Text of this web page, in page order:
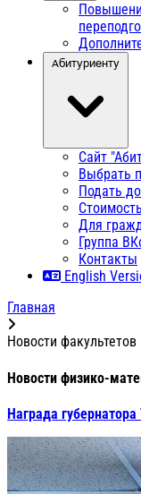
Абитуриенту
Сайт
Выбрать
Подать
Стоимость
Для
Группа
Контакты
English
Главная
Новости факультетов
Новости физико-
Награда